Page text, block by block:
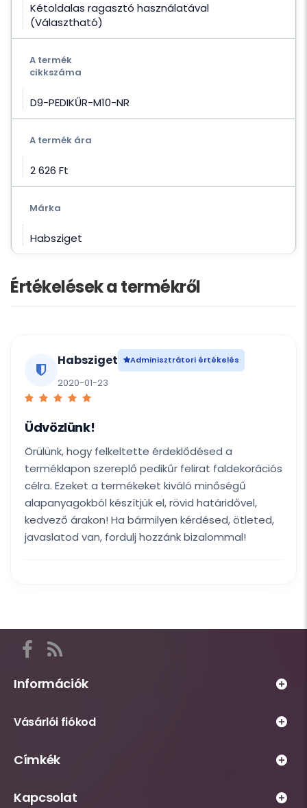
Kétoldalas ragasztó használatával
(Választható)
A termék
cikkszáma
D9-PEDIKŰR-M10-NR
A termék ára
2 626 Ft‎
Márka
Habsziget
Értékelések a termékről
Habsziget Adminisztrátori értékelés
2020-01-23
Üdvözlünk!
Örülünk, hogy felkeltette érdeklődésed a
terméklapon szereplő pedikűr felirat faldekorációs
célra. Ezeket a termékeket kiváló minőségű
alapanyagokból készítjük el, rövid határidővel,
kedvező árakon! Ha bármilyen kérdésed, ötleted,
javaslatod van, fordulj hozzánk bizalommal!
találod
Habsziget
csatornáit,
Facebook
RSS
Információk
működésével
információs
például
Vásárlói fiókod
fiókhoz
oldalak,
Címkék
leggyakrabban
Kapcsolat